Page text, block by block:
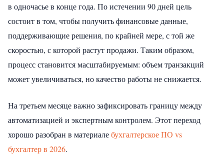
в одночасье в конце года. По истечении 90 дней цель
состоит в том, чтобы получить финансовые данные,
поддерживающие решения, по крайней мере, с той же
скоростью, с которой растут продажи. Таким образом,
процесс становится масштабируемым: объем транзакций
может увеличиваться, но качество работы не снижается.
На третьем месяце важно зафиксировать границу между
автоматизацией и экспертным контролем. Этот переход
хорошо разобран в материалебухгалтерское ПО vs
бухгалтер в 2026.